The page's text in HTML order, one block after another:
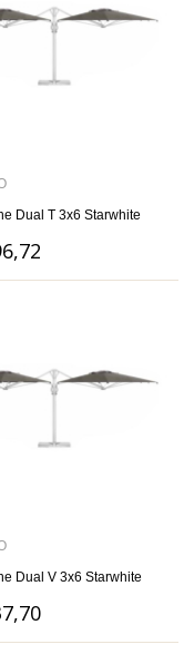
Dual T 3x6 Starwhite
Dual V 3x6 Starwhite